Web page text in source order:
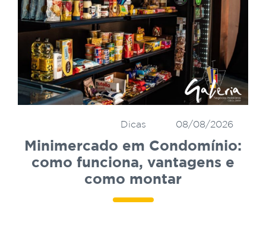
08/08/2026
Dicas
Minimercado em Condomínio:
como funciona, vantagens e
como montar